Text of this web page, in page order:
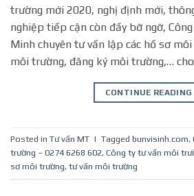
trường mới 2020, nghị định mới,
nghiệp tiếp cận còn đầy bỡ ngỡ,
Minh chuyên tư vấn lập các hồ sơ
môi trường, đăng ký môi trường,…
CONTINUE READING
Posted in Tư vấn MT | Tagged bunvisinh.com,
trường – 0274 6268 602, Công ty tư vấn môi
sơ môi trường, tư vấn môi trường